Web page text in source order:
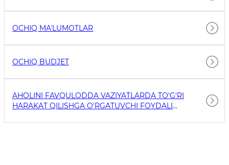
OCHIQ MAʼLUMOTLAR
OCHIQ BUDJET
AHOLINI FAVQULODDA VAZIYATLARDA TO'G'RI
HARAKAT QILISHGA O'RGATUVCHI FOYDALI